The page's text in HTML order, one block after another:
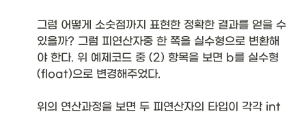
그럼 어떻게 소숫점까지 표현한 정확한 결과를 얻을 수
있을까? 그럼 피연산자중 한 쪽을 실수형으로 변환해
야 한다. 위 예제코드 중 (2) 항목을 보면 b를 실수형
(float)으로 변경해주었다.
위의 연산과정을 보면 두 피연산자의 타입이 각각 int